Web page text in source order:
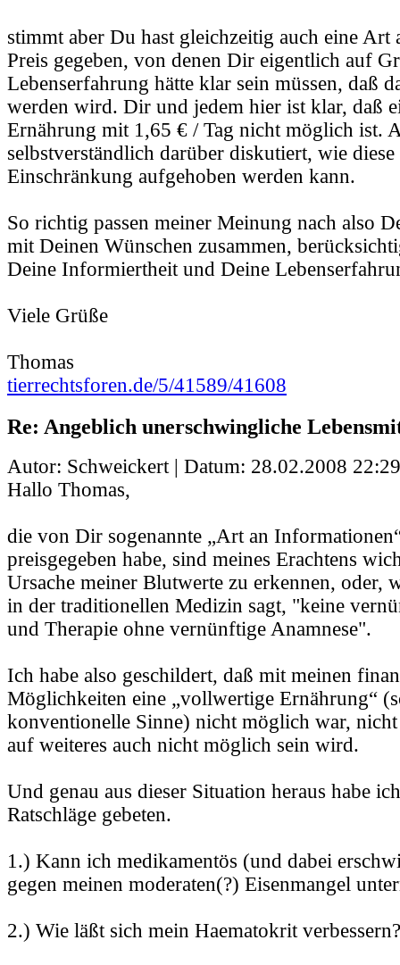
stimmt aber Du hast gleichzeitig auch eine
Preis gegeben, von denen Dir eigentlich auf
Lebenserfahrung hätte klar sein müssen, daß
werden wird. Dir und jedem hier ist klar, daß
Ernährung mit 1,65 € / Tag nicht möglich ist.
selbstverständlich darüber diskutiert, wie
Einschränkung aufgehoben werden kann.
So richtig passen meiner Meinung nach also
mit Deinen Wünschen zusammen,
Deine Informiertheit und Deine
Viele Grüße
Thomas
tierrechtsforen.de/5/41589/41608
Re: Angeblich unerschwingliche
Autor: Schweickert | Datum: 28.02.2008
Hallo Thomas,
die von Dir sogenannte „Art an
preisgegeben habe, sind meines Erachtens
Ursache meiner Blutwerte zu erkennen, oder,
in der traditionellen Medizin sagt, "keine
und Therapie ohne vernünftige Anamnese".
Ich habe also geschildert, daß mit meinen
Möglichkeiten eine „vollwertige Ernährung“
konventionelle Sinne) nicht möglich war,
auf weiteres auch nicht möglich sein wird.
Und genau aus dieser Situation heraus habe
Ratschläge gebeten.
1.) Kann ich medikamentös (und dabei
gegen meinen moderaten(?) Eisenmangel
2.) Wie läßt sich mein Haematokrit verbessern?